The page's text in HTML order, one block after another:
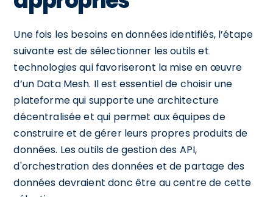
Une fois les besoins en données identifiés, l’étape
suivante est de sélectionner les outils et
technologies qui favoriseront la mise en œuvre
d’un Data Mesh. Il est essentiel de choisir une
plateforme qui supporte une architecture
décentralisée et qui permet aux équipes de
construire et de gérer leurs propres produits de
données. Les outils de gestion des API,
d'orchestration des données et de partage des
données devraient donc être au centre de cette